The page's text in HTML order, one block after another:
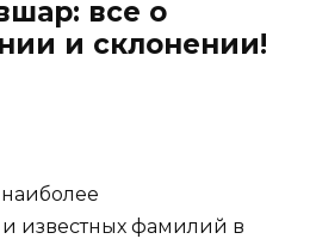
все о
и склонении!
известных фамилий в